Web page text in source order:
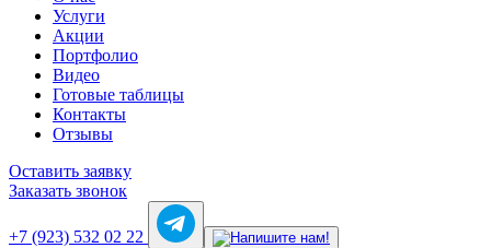
Услуги
Акции
Портфолио
Видео
Готовые таблицы
Контакты
Отзывы
Оставить заявку
Заказать звонок
+7 (923) 532 02 22